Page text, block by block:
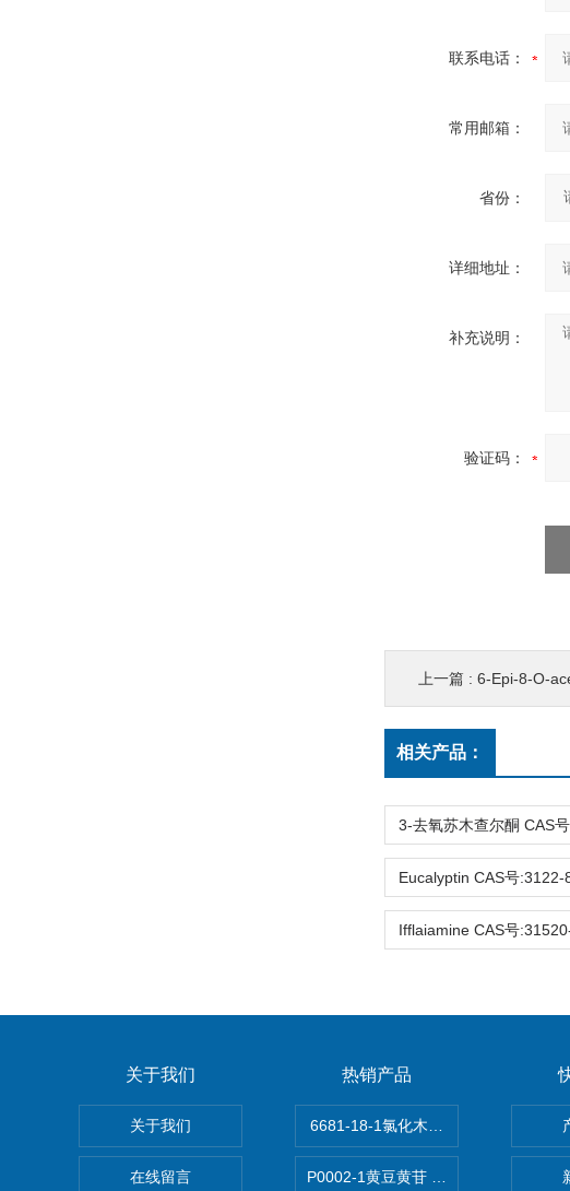
联系电话：
常用邮箱：
省份：
详细地址：
补充说明：
验证码：
上一篇 : 6-Epi-8-O-
相关产品：
关于我们
关于我们
在线留言
热销产品
6681-18-1氯化木兰花碱
P0002-1黄豆黄苷 40246-10-4 Glycitin